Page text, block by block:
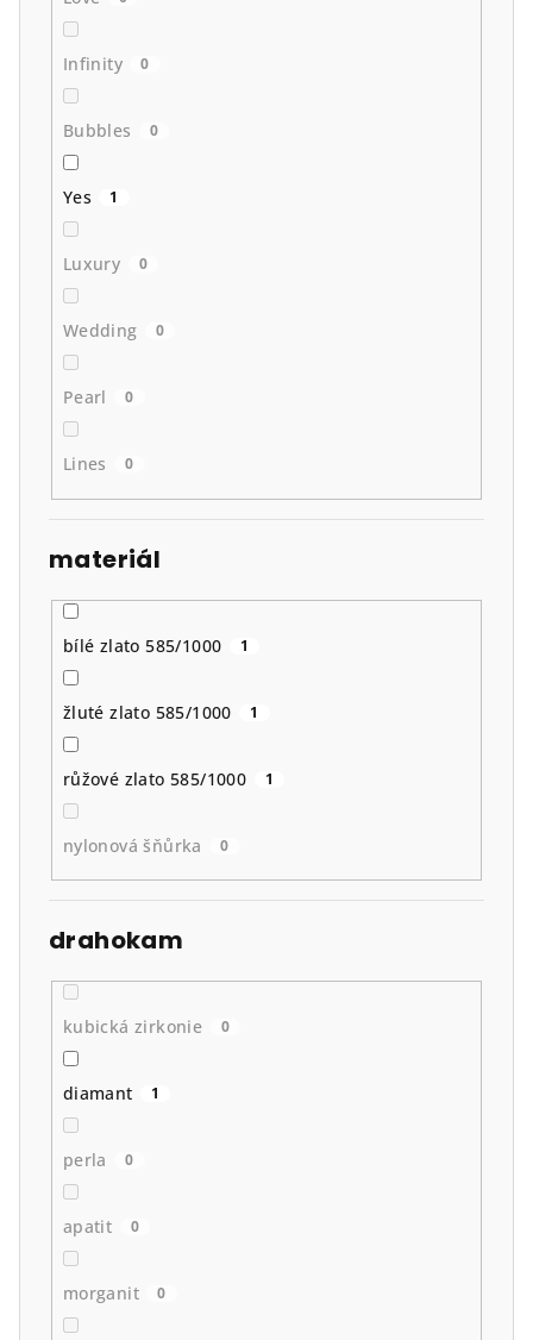
Infinity 0
Bubbles 0
Yes 1
Luxury 0
Wedding 0
Pearl 0
Lines 0
materiál
bílé zlato 585/1000 1
žluté zlato 585/1000 1
růžové zlato 585/1000 1
nylonová šňůrka 0
drahokam
kubická zirkonie 0
diamant 1
perla 0
apatit 0
morganit 0